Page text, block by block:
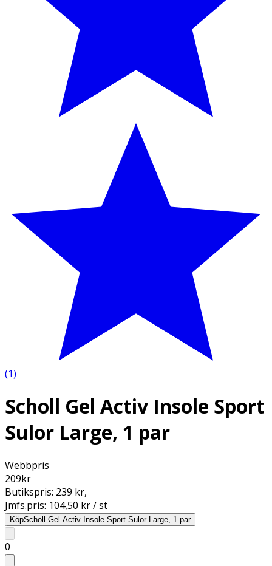
(1)
Scholl Gel Activ Insole Sport
Sulor Large, 1 par
Webbpris
209kr
Butikspris: 239 kr,
Jmfs.pris: 104,50 kr / st
KöpScholl Gel Activ Insole Sport Sulor Large, 1 par
0